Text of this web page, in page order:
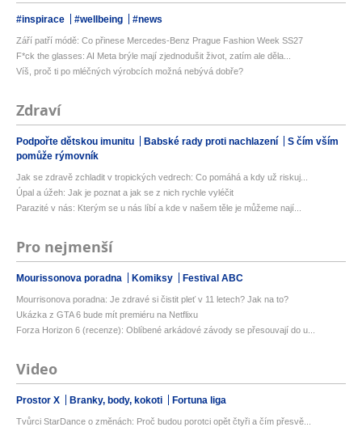
#inspirace #wellbeing #news
Září patří módě: Co přinese Mercedes-Benz Prague Fashion Week SS27
F*ck the glasses: AI Meta brýle mají zjednodušit život, zatím ale děla...
Víš, proč ti po mléčných výrobcích možná nebývá dobře?
Zdraví
Podpořte dětskou imunitu Babské rady proti nachlazení
S čím vším
pomůže rýmovník
Jak se zdravě zchladit v tropických vedrech: Co pomáhá a kdy už riskuj...
Úpal a úžeh: Jak je poznat a jak se z nich rychle vyléčit
Parazité v nás: Kterým se u nás líbí a kde v našem těle je můžeme nají...
Pro nejmenší
Mourissonova poradna Komiksy Festival ABC
Mourrisonova poradna: Je zdravé si čistit pleť v 11 letech? Jak na to?
Ukázka z GTA 6 bude mít premiéru na Netflixu
Forza Horizon 6 (recenze): Oblíbené arkádové závody se přesouvají do u...
Video
Prostor X Branky, body, kokoti Fortuna liga
Tvůrci StarDance o změnách: Proč budou porotci opět čtyři a čím přesvě...